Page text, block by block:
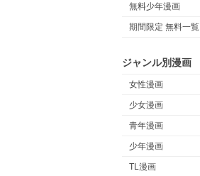
無料少年漫画
期間限定 無料一覧
ジャンル別漫画
女性漫画
少女漫画
青年漫画
少年漫画
TL漫画